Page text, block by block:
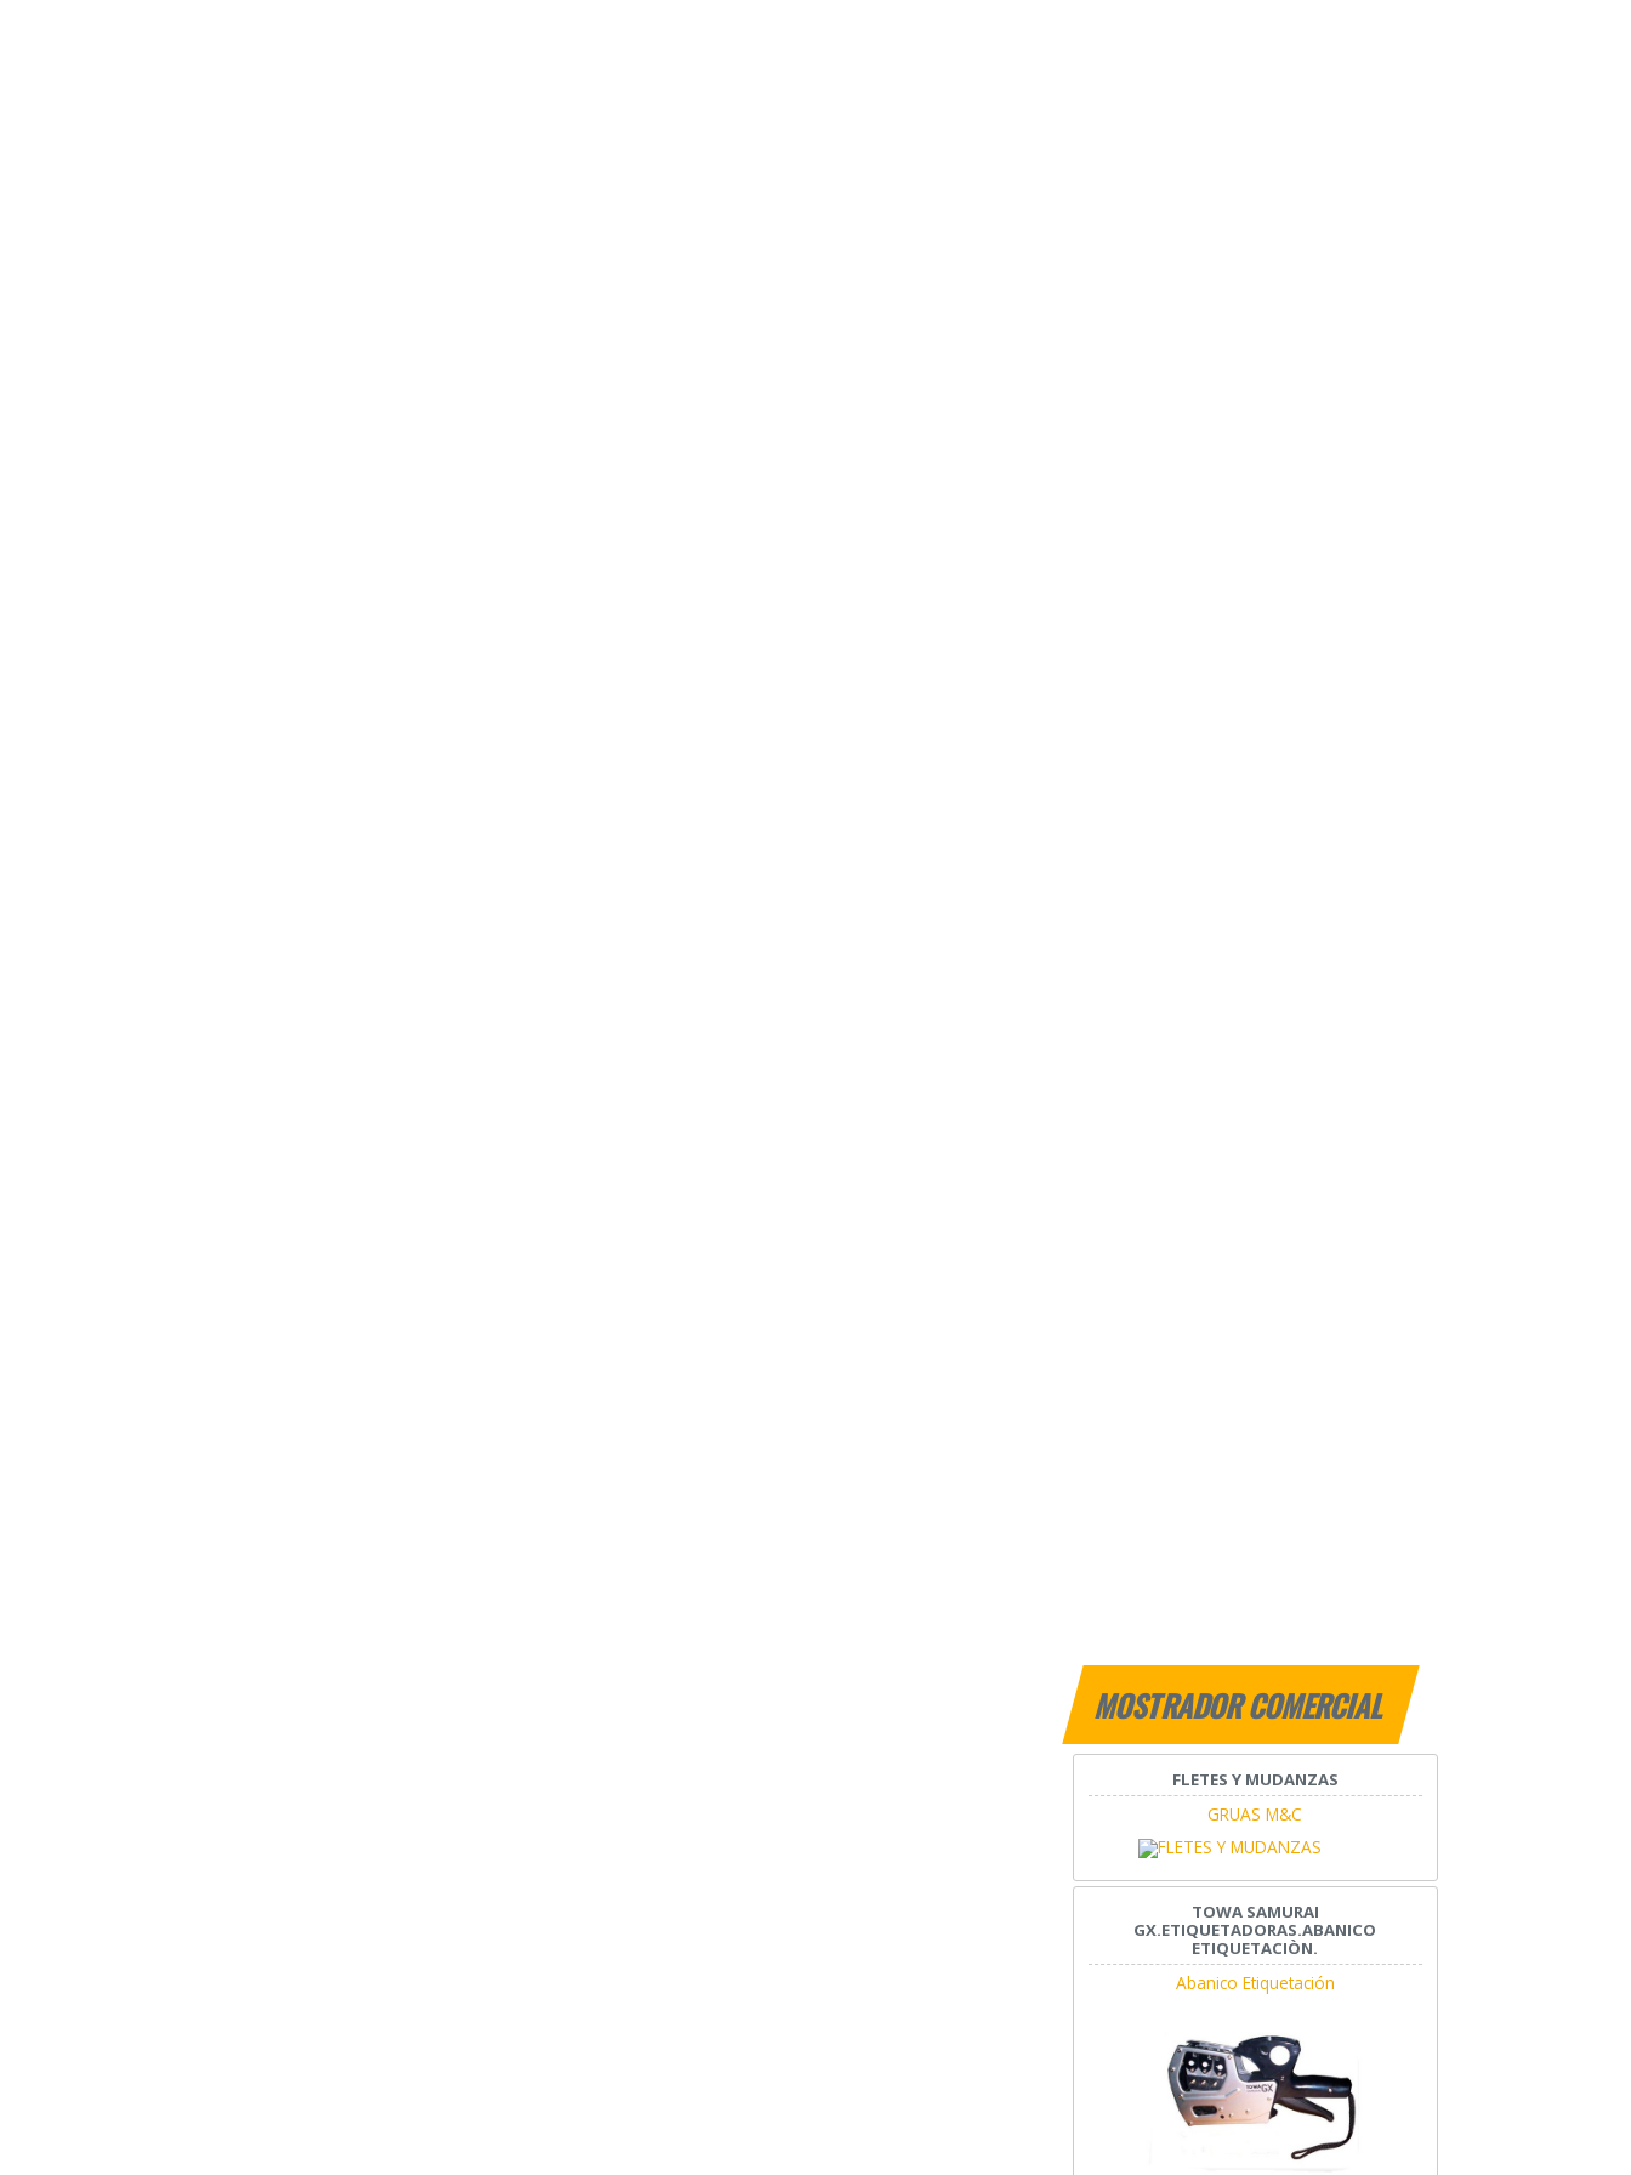
MOSTRADOR COMERCIAL
FLETES Y MUDANZAS
GRUAS M&C
TOWA SAMURAI
GX.ETIQUETADORAS.ABANICO
ETIQUETACIÒN.
Abanico Etiquetación